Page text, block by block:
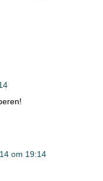
om 19:14